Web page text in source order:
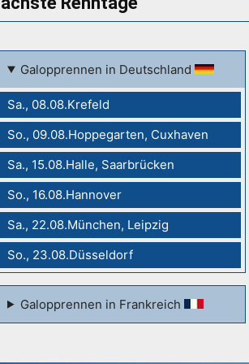
Galopprennen in Deutschland
Sa., 08.08.Krefeld
So., 09.08.Hoppegarten, Cuxhaven
Sa., 15.08.Halle, Saarbrücken
So., 16.08.Hannover
Sa., 22.08.München, Leipzig
So., 23.08.Düsseldorf
Galopprennen in Frankreich